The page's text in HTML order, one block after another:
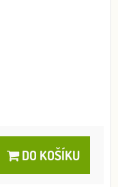
DO KOŠÍKU